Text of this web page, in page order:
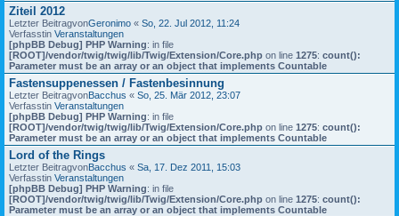
Ziteil 2012
Letzter BeitragvonGeronimo « So, 22. Jul 2012, 11:24
Verfasstin Veranstaltungen
[phpBB Debug] PHP Warning: in file
[ROOT]/vendor/twig/twig/lib/Twig/Extension/Core.php on line 1275: count():
Parameter must be an array or an object that implements Countable
Fastensuppenessen / Fastenbesinnung
Letzter BeitragvonBacchus « So, 25. Mär 2012, 23:07
Verfasstin Veranstaltungen
[phpBB Debug] PHP Warning: in file
[ROOT]/vendor/twig/twig/lib/Twig/Extension/Core.php on line 1275: count():
Parameter must be an array or an object that implements Countable
Lord of the Rings
Letzter BeitragvonBacchus « Sa, 17. Dez 2011, 15:03
Verfasstin Veranstaltungen
[phpBB Debug] PHP Warning: in file
[ROOT]/vendor/twig/twig/lib/Twig/Extension/Core.php on line 1275: count():
Parameter must be an array or an object that implements Countable